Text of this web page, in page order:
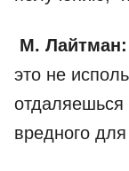
М. Лайтман:
это не
отдаляешься
вредного